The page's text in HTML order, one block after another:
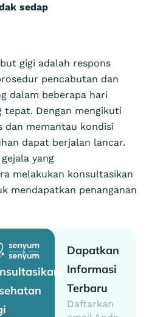
sedap
gigi adalah respons
pencabutan dan
dalam beberapa hari
tepat. Dengan mengikuti
dan memantau kondisi
dapat berjalan lancar.
yang
melakukan konsultasikan
mendapatkan penanganan
Dapatkan
Informasi
Terbaru
Daftarkan